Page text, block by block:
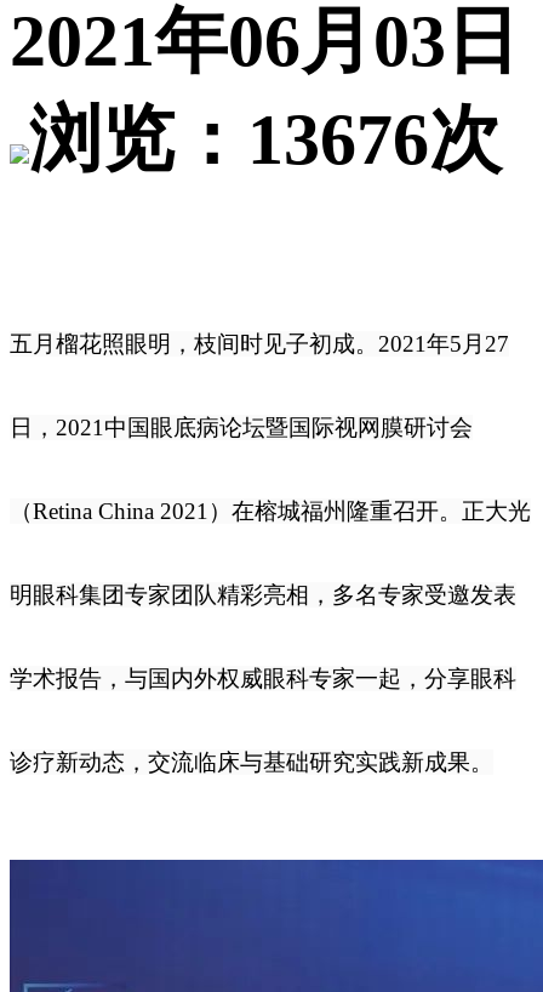
2021年06月03日
浏览：13676次
五月榴花照眼明，枝间时见子初成。2021年5月27
日，2021中国眼底病论坛暨国际视网膜研讨会
（Retina China 2021）在榕城福州隆重召开。正大光
明眼科集团专家团队精彩亮相，多名专家受邀发表
学术报告，与国内外权威眼科专家一起，分享眼科
诊疗新动态，交流临床与基础研究实践新成果。